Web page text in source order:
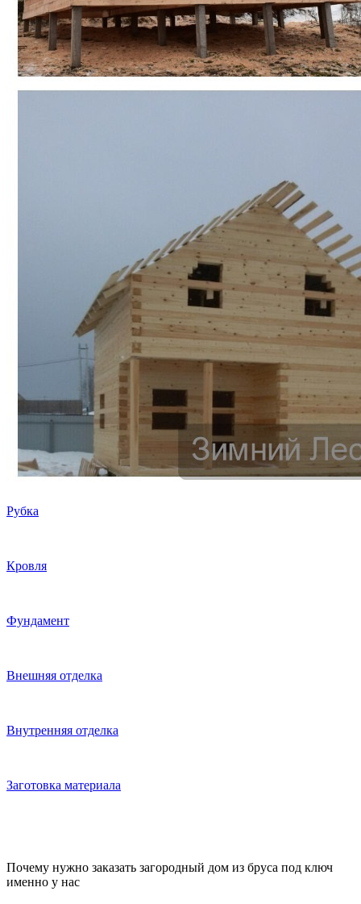
Рубка
Кровля
Фундамент
Внешняя отделка
Внутренняя отделка
Заготовка материала
Почему нужно заказать загородный дом из бруса под ключ
именно у нас